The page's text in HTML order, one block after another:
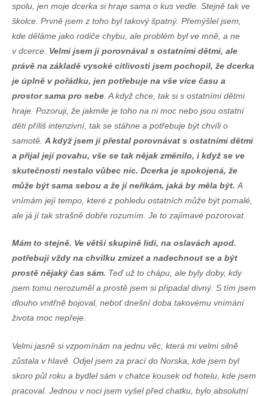
spolu, jen moje dcerka si hraje sama o kus vedle. Stejně tak ve
školce. Prvně jsem z toho byl takový špatný. Přemýšlel jsem,
kde děláme jako rodiče chybu, ale problém byl ve mně, a ne
v dcerce. Velmi jsem ji porovnával s ostatními dětmi, ale
právě na základě vysoké citlivosti jsem pochopil, že dcerka
je úplně v pořádku, jen potřebuje na vše více času a
prostor sama pro sebe . A když chce, tak si s ostatními dětmi
hraje. Pozoruji, že jakmile je toho na ni moc nebo jsou ostatní
děti příliš intenzivní, tak se stáhne a potřebuje být chvíli o
samotě. A když jsem ji přestal porovnávat s ostatními dětmi
a přijal její povahu, vše se tak nějak změnilo, i když se ve
skutečnosti nestalo vůbec nic. Dcerka je spokojená, že
může být sama sebou a že jí neříkám, jaká by měla být. A
vnímám její tempo, které z pohledu ostatních může být pomalé,
ale já jí tak strašně dobře rozumím. Je to zajímavé pozorovat.
Mám to stejně. Ve větší skupině lidí, na oslavách apod.
potřebuji vždy na chvilku zmizet a nadechnout se a být
prostě nějaký čas sám. Teď už to chápu, ale byly doby, kdy
jsem tomu nerozuměl a prostě jsem si připadal divný. S tím jsem
dlouho vnitřně bojoval, neboť dnešní doba takovému vnímání
života moc nepřeje.
Velmi jasně si vzpomínám na jednu věc, která mi velmi silně
zůstala v hlavě. Odjel jsem za prací do Norska, kde jsem byl
skoro půl roku a bydlel sám v chatce kousek od hotelu, kde jsem
pracoval. Jednou v noci jsem vyšel před chatku, bylo absolutní